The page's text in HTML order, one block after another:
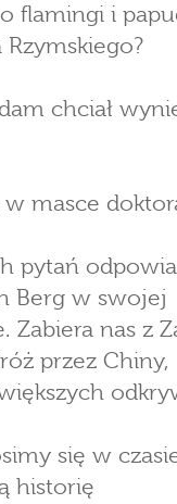
flamingi i
Rzymskiego?
chciał
masce
pytań
Berg w swojej
Zabiera nas z
przez Chiny,
się w
historię